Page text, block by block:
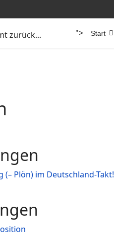
zurück... "> Start
(– Plön) im Deutschland-Takt!